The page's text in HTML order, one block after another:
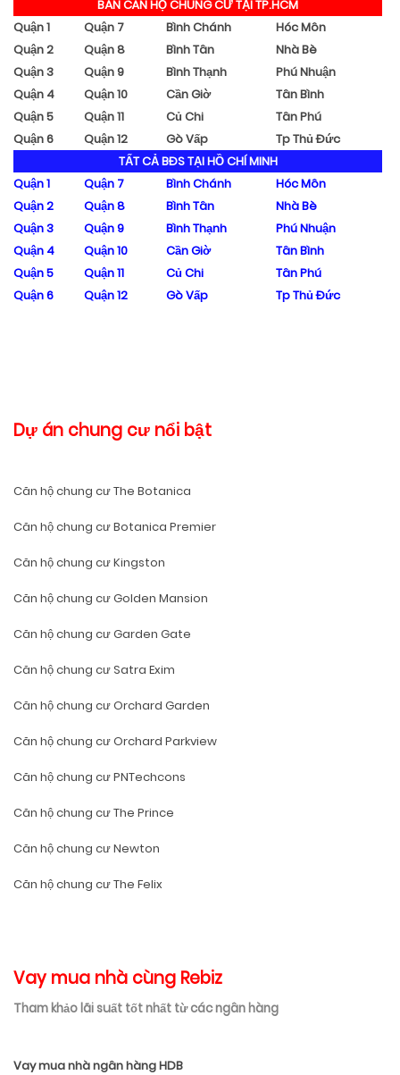
BÁN CĂN HỘ CHUNG CƯ TẠI TP.HCM
Quận 1
Quận 7 Bình Chánh
Hóc Môn
Quận 2
Quận 8 Bình Tân
Nhà Bè
Quận 3
Quận 9 Bình Thạnh
Phú Nhuận
Quận 4
Quận 10 Cần Giờ
Tân Bình
Quận 5
Quận 11 Củ Chi
Tân Phú
Quận 6
Quận 12 Gò Vấp
Tp Thủ Đức
TẤT CẢ BĐS TẠI HỒ CHÍ MINH
Quận 1
Quận 7 Bình Chánh
Hóc Môn
Quận 2
Quận 8 Bình Tân
Nhà Bè
Quận 3
Quận 9 Bình Thạnh
Phú Nhuận
Quận 4
Quận 10 Cần Giờ
Tân Bình
Quận 5
Quận 11 Củ Chi
Tân Phú
Quận 6
Quận 12 Gò Vấp Tp Thủ Đức
Dự án chung cư nổi bật
Căn hộ chung cư The Botanica
Căn hộ chung cư Botanica Premier
Căn hộ chung cư Kingston
Căn hộ chung cư Golden Mansion
Căn hộ chung cư Garden Gate
Căn hộ chung cư Satra Exim
Căn hộ chung cư Orchard Garden
Căn hộ chung cư Orchard Parkview
Căn hộ chung cư PNTechcons
Căn hộ chung cư The Prince
Căn hộ chung cư Newton
Căn hộ chung cư The Felix
Vay mua nhà cùng Rebiz
Tham khảo lãi suất tốt nhất từ các ngân hàng
Vay mua nhà ngân hàng HDB